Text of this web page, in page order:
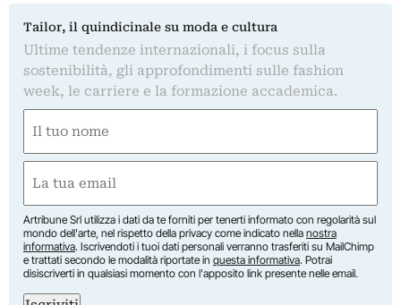
Tailor, il quindicinale su moda e cultura
Ultime tendenze internazionali, i focus sulla
sostenibilità, gli approfondimenti sulle fashion
week, le carriere e la formazione accademica.
(Obbligatorio)
Nome
(Obbligatorio)
Artribune Srl utilizza i dati da te forniti per tenerti informato con regolarità sul
mondo dell'arte, nel rispetto della privacy come indicato nella nostra
informativa. Iscrivendoti i tuoi dati personali verranno trasferiti su MailChimp
e trattati secondo le modalità riportate in questa informativa. Potrai
disiscriverti in qualsiasi momento con l'apposito link presente nelle email.